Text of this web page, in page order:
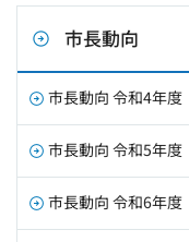
市長動向
市長動向 令和4年度
市長動向 令和5年度
市長動向 令和6年度